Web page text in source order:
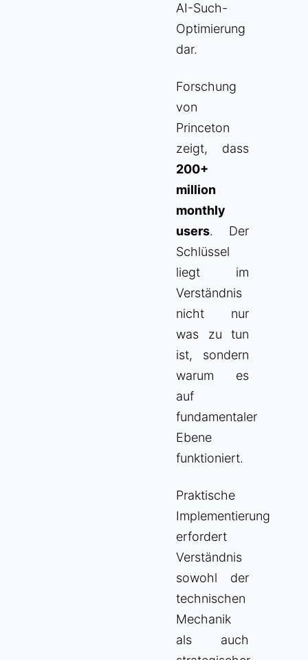
AI-Such-
Optimierung
dar.
Forschung
von
Princeton
zeigt, dass
200+
million
monthly
users. Der
Schlüssel
liegt im
Verständnis
nicht nur
was zu tun
ist, sondern
warum es
auf
fundamentaler
Ebene
funktioniert.
Praktische
Implementierung
erfordert
Verständnis
sowohl der
technischen
Mechanik
als auch